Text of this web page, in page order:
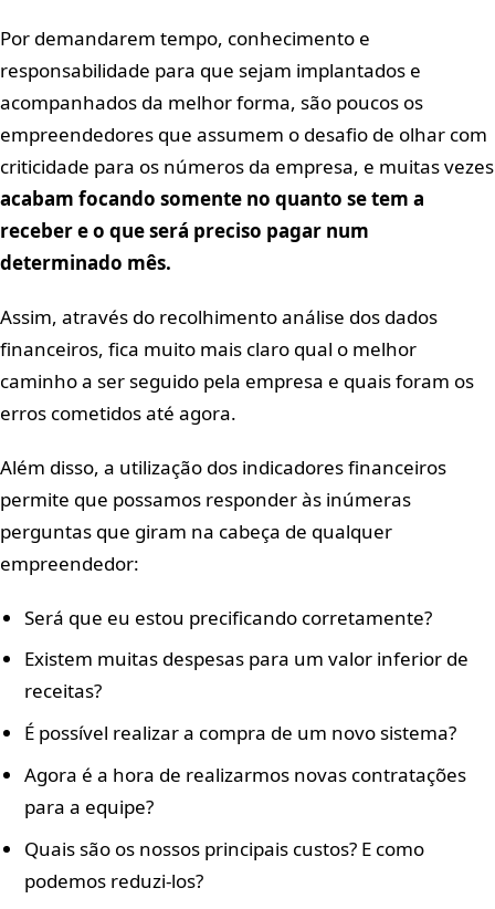
Por demandarem tempo, conhecimento e
responsabilidade para que sejam implantados e
acompanhados da melhor forma, são poucos os
empreendedores que assumem o desafio de olhar com
criticidade para os números da empresa, e muitas vezes
acabam focando somente no quanto se tem a
receber e o que será preciso pagar num
determinado mês.
Assim, através do recolhimento análise dos dados
financeiros, fica muito mais claro qual o melhor
caminho a ser seguido pela empresa e quais foram os
erros cometidos até agora.
Além disso, a utilização dos indicadores financeiros
permite que possamos responder às inúmeras
perguntas que giram na cabeça de qualquer
empreendedor:
Será que eu estou precificando corretamente?
Existem muitas despesas para um valor inferior de
receitas?
É possível realizar a compra de um novo sistema?
Agora é a hora de realizarmos novas contratações
para a equipe?
Quais são os nossos principais custos? E como
podemos reduzi-los?